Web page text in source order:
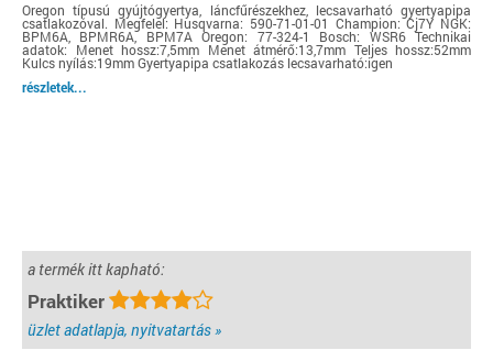
Oregon típusú gyújtógyertya, láncfűrészekhez, lecsavarható gyertyapipa
csatlakozóval. Megfelel: Husqvarna: 590-71-01-01 Champion: Cj7Y NGK:
BPM6A, BPMR6A, BPM7A Oregon: 77-324-1 Bosch: WSR6 Technikai
adatok: Menet hossz:7,5mm Menet átmérő:13,7mm Teljes hossz:52mm
Kulcs nyílás:19mm Gyertyapipa csatlakozás lecsavarható:igen
részletek...
a termék itt kapható:
Praktiker
üzlet adatlapja, nyitvatartás »